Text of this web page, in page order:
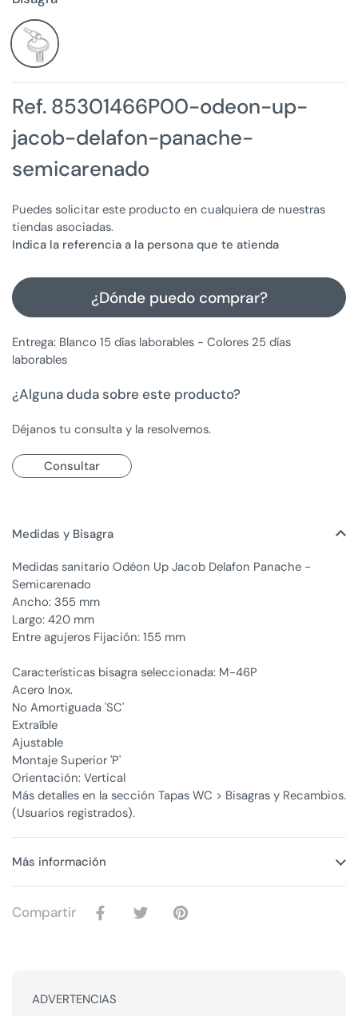
Ref. 85301466P00-odeon-up-
jacob-delafon-panache-
semicarenado
Puedes solicitar este producto en cualquiera de nuestras
tiendas asociadas.
Indica la referencia a la persona que te atienda
¿Dónde puedo comprar?
Entrega: Blanco 15 días laborables - Colores 25 días
laborables
¿Alguna duda sobre este producto?
Déjanos tu consulta y la resolvemos.
Consultar
Medidas y Bisagra
Medidas sanitario Odéon Up Jacob Delafon Panache -
Semicarenado
Ancho: 355 mm
Largo: 420 mm
Entre agujeros Fijación: 155 mm
Características bisagra seleccionada: M-46P
Acero Inox.
No Amortiguada 'SC'
Extraíble
Ajustable
Montaje Superior 'P'
Orientación: Vertical
Más detalles en la sección Tapas WC > Bisagras y Recambios.
(Usuarios registrados).
Más información
Compartir
ADVERTENCIAS